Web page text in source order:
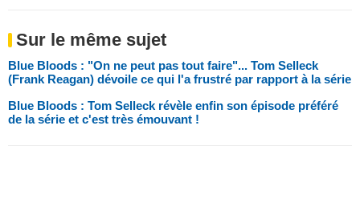
Sur le même sujet
Blue Bloods : "On ne peut pas tout faire"... Tom Selleck
(Frank Reagan) dévoile ce qui l'a frustré par rapport à la série
Blue Bloods : Tom Selleck révèle enfin son épisode préféré
de la série et c'est très émouvant !